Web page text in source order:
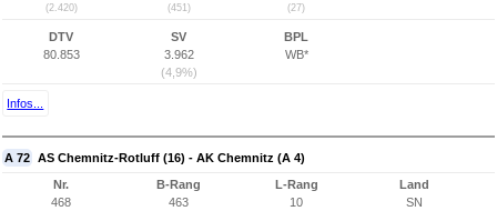
(2.420) (451) (27)
DTV
80.853
SV
3.962
(4,9%)
BPL
WB*
Infos...
A 72 AS Chemnitz-Rotluff (16) - AK Chemnitz (A 4)
Nr.
468
B-Rang
463
L-Rang
10
Land
SN